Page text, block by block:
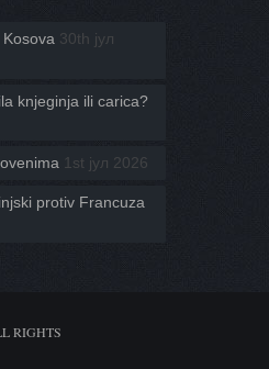
30th јул
knjeginja ili carica?
1st јул 2026
protiv Francuza
RIGHTS